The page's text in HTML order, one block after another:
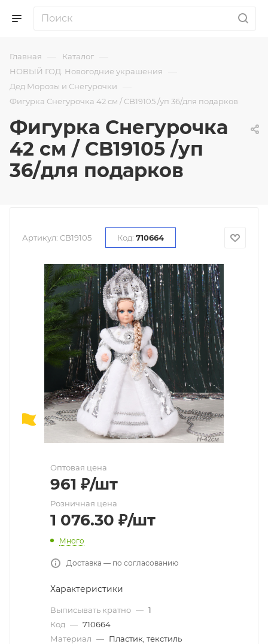
Главная — Каталог —
НОВЫЙ ГОД. Новогодние украшения —
Дед Морозы и Снегурочки —
Фигурка Снегурочка 42 см / CB19105 /уп 36/для подарков
Фигурка Снегурочка
42 см / CB19105 /уп
36/для подарков
Артикул: CB19105 Код: 710664
Оптовая цена
961 ₽/шт
Розничная цена
1 076.30 ₽/шт
Много
Доставка — по согласованию
Характеристики
Выписывать кратно — 1
Код — 710664
Материал — Пластик, текстиль